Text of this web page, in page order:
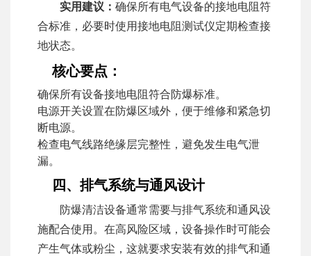
实用建议： 确保所有电气设备的接地电阻符
合标准，必要时使用接地电阻测试仪定期检查接
地状态。
核心要点：
确保所有设备接地电阻符合防爆标准。
电源开关设置在防爆区域外，便于维修和紧急切
断电源。
检查电气线路绝缘层完整性，避免发生电气泄
漏。
四、排气系统与通风设计
防爆清洁设备通常需要与排气系统和通风设
施配合使用。在高风险区域，设备操作时可能会
产生气体或粉尘，这就要求安装有效的排气和通